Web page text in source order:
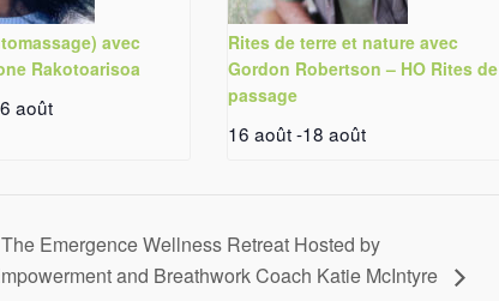
avec
Rakotoarisoa
août
Rites de terre et nature avec
Gordon Robertson – HO Rites de
passage
16 août -18 août
The Emergence Wellness Retreat Hosted by
and Breathwork Coach Katie McIntyre